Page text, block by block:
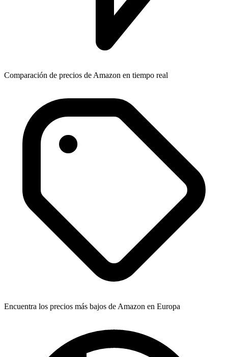
Comparación de precios de Amazon en tiempo real
Encuentra los precios más bajos de Amazon en Europa